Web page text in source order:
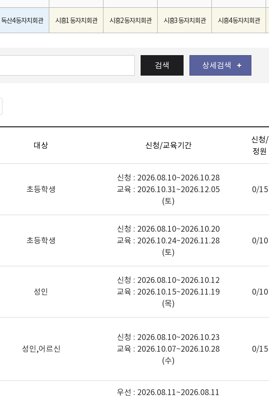
독산4동자치회관 시흥1동자치회관 시흥2동자치회관 시흥3동자치회관 시흥4동자치회관
검색 상세검색
대상 신청/교육기간
신청/
정원
초등학생
신청 : 2026.08.10~2026.10.28
교육 : 2026.10.31~2026.12.05
(토)
0/15
초등학생
신청 : 2026.08.10~2026.10.20
교육 : 2026.10.24~2026.11.28
(토)
0/10
성인
신청 : 2026.08.10~2026.10.12
교육 : 2026.10.15~2026.11.19
(목)
0/10
성인,어르신
신청 : 2026.08.10~2026.10.23
교육 : 2026.10.07~2026.10.28
(수)
0/15
우선 : 2026.08.11~2026.08.11